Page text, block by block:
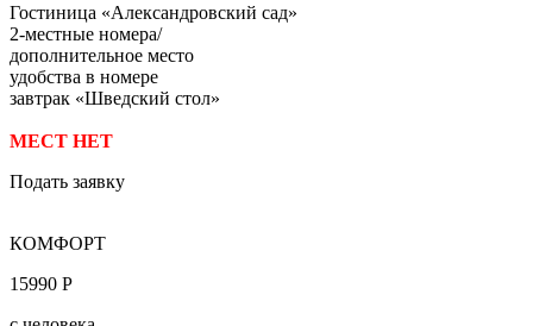
Гостиница «Александровский сад»
2-местные номера/
дополнительное место
удобства в номере
завтрак «Шведский стол»
МЕСТ НЕТ
Подать заявку
КОМФОРТ
15990 Р